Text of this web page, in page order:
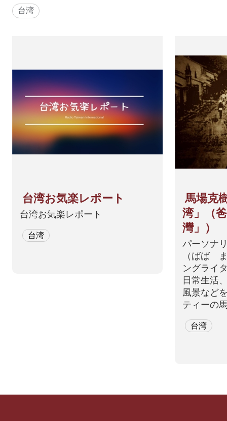
台湾
台湾お気楽レポート
台湾お気楽レポート
台湾
馬場克
湾」（
灣」）
パーソナ
（ばば
ングライタ
日常生活
風景など
ティーの
語でリス
台湾